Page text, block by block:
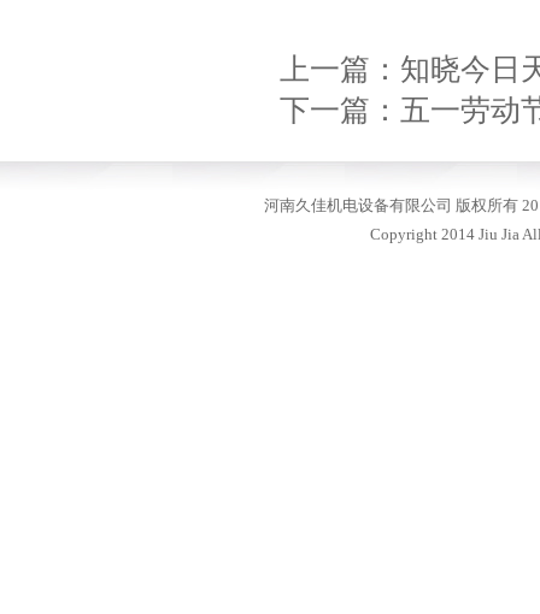
上一篇： 知晓今日
下一篇： 五一劳动
河南久佳机电设备有限公司 版权所有
Copyright 2014 Jiu Jia